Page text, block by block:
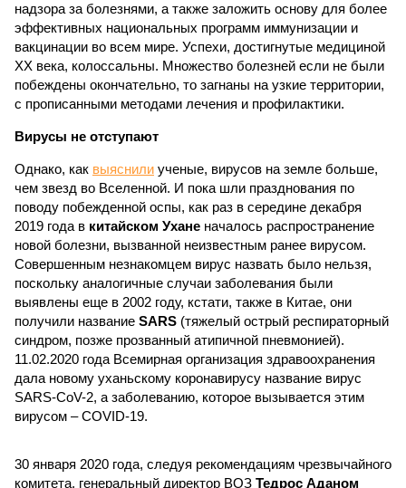
надзора за болезнями, а также заложить основу для более
эффективных национальных программ иммунизации и
вакцинации во всем мире. Успехи, достигнутые медициной
ХХ века, колоссальны. Множество болезней если не были
побеждены окончательно, то загнаны на узкие территории,
с прописанными методами лечения и профилактики.
Вирусы не отступают
Однако, как выяснили ученые, вирусов на земле больше,
чем звезд во Вселенной. И пока шли празднования по
поводу побежденной оспы, как раз в середине декабря
2019 года в китайском Ухане началось распространение
новой болезни, вызванной неизвестным ранее вирусом.
Совершенным незнакомцем вирус назвать было нельзя,
поскольку аналогичные случаи заболевания были
выявлены еще в 2002 году, кстати, также в Китае, они
получили название SARS (тяжелый острый респираторный
синдром, позже прозванный атипичной пневмонией).
11.02.2020 года Всемирная организация здравоохранения
дала новому уханьскому коронавирусу название вирус
SARS-CoV-2, а заболеванию, которое вызывается этим
вирусом – COVID-19.
30 января 2020 года, следуя рекомендациям чрезвычайного
комитета, генеральный директор ВОЗ Тедрос Аданом